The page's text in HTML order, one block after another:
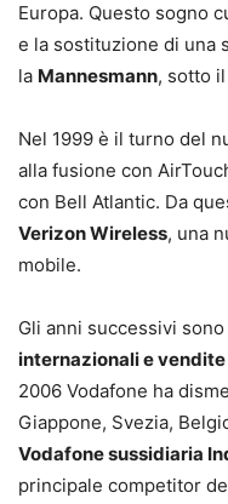
Europa. Questo sogno
e la sostituzione di una
la Mannesmann, sotto
Nel 1999 è il turno del
alla fusione con
con Bell Atlantic. Da
Verizon Wireless, una
mobile.
Gli anni successivi
internazionali e vendite
2006 Vodafone ha
Giappone, Svezia,
Vodafone sussidiaria
principale competitor